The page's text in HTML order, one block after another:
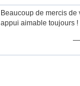
Beaucoup de mercis de
appui aimable toujours !